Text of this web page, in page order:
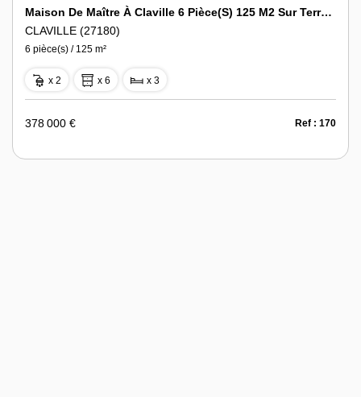
Maison De Maître À Claville 6 Pièce(s) 125 M2 Sur Terrain De 2519 M2
CLAVILLE (27180)
6 pièce(s) / 125 m²
x 2 x 6 x 3
378 000 € Ref : 170